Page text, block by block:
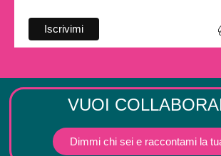
VUOI
Dimmi chi sei e raccontami la